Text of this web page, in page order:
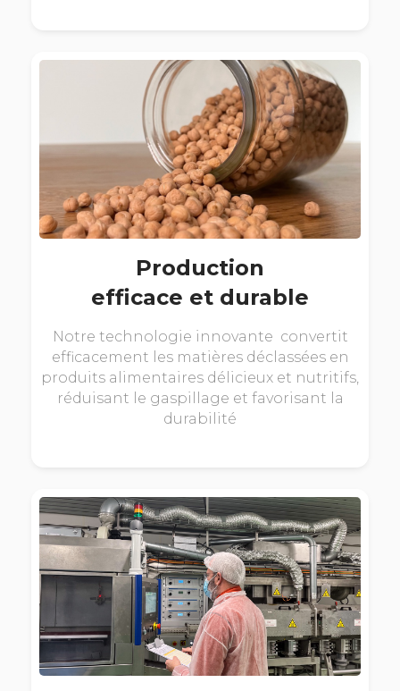
Production
efficace et durable
Notre technologie innovante convertit
efficacement les matières déclassées en
produits alimentaires délicieux et nutritifs,
réduisant le gaspillage et favorisant la
durabilité